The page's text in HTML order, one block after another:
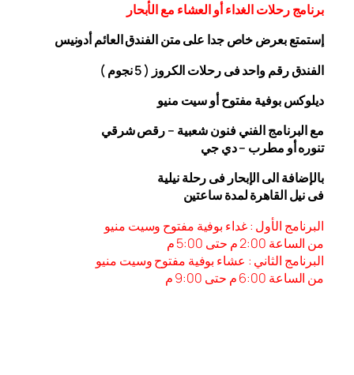
برنامج رحلات الغداء أو العشاء مع الأبحار
إستمتع بعرض خاص جدا على متن الفندقالعائم أدونيس
الفندق رقم واحد فى رحلات الكروز ( 5 نجوم )
ديلوكس بوفية مفتوح أو سيت منيو
مع البرنامج الفني فنون شعبية – رقص شرقي
تنوره أو مطرب – دي جي
بالإضافة الى الإبحار فى رحلة نيلية
فى نيل القاهرة لمدة ساعتين
البرنامج الأول : غداء بوفية مفتوح وسيت منيو
من الساعة 2:00 م حتى 5:00 م
البرنامج الثاني : عشاء بوفية مفتوح وسيت منيو
من الساعة 6:00
م حتى 9:00 م